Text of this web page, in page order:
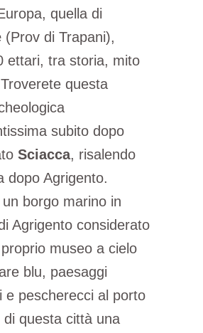
quella di
(Prov di Trapani),
ettari, tra storia, mito
questa
subito dopo
Sciacca, risalendo
dopo Agrigento.
borgo marino in
Agrigento considerato
museo a cielo
blu, paesaggi
e pescherecci al porto
di questa città una